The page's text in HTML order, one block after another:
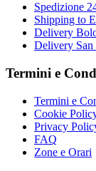
Spedizione
Shipping to
Delivery
Delivery
Termini e
Termini e
Cookie
Privacy
FAQ
Zone e Orari